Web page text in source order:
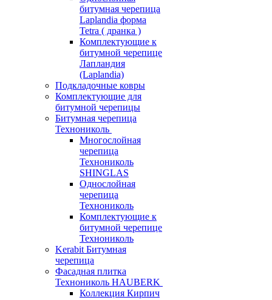
битумная черепица
Laplandia форма
Tetra ( дранка )
Комплектующие к
битумной черепице
Лапландия
(Laplandia)
Подкладочные ковры
Комплектующие для
битумной черепицы
Битумная черепица
Технониколь
Многослойная
черепица
Технониколь
SHINGLAS
Однослойная
черепица
Технониколь
Комплектующие к
битумной черепице
Технониколь
Kerabit Битумная
черепица
Фасадная плитка
Технониколь HAUBERK
Кол​лекция Кирпич